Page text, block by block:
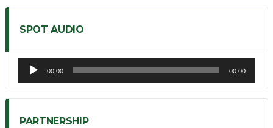
SPOT AUDIO
Audio
Player
00:00 00:00
PARTNERSHIP